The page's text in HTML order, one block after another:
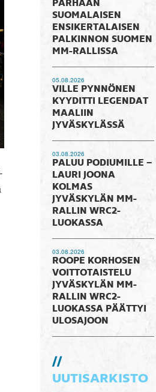
PARHAAN
SUOMALAISEN
ENSIKERTALAISEN
PALKINNON SUOMEN
MM-RALLISSA
05.08.2026
VILLE PYNNÖNEN
KYYDITTI LEGENDAT
MAALIIN
JYVÄSKYLÄSSÄ
03.08.2026
PALUU PODIUMILLE –
LAURI JOONA
KOLMAS
JYVÄSKYLÄN MM-
RALLIN WRC2-
LUOKASSA
03.08.2026
ROOPE KORHOSEN
VOITTOTAISTELU
JYVÄSKYLÄN MM-
RALLIN WRC2-
LUOKASSA PÄÄTTYI
ULOSAJOON
UUTISARKISTO